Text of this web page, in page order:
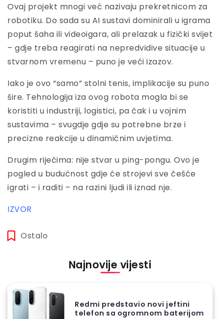
Ovaj projekt mnogi već nazivaju prekretnicom za
robotiku. Do sada su AI sustavi dominirali u igrama
poput šaha ili videoigara, ali prelazak u fizički svijet
– gdje treba reagirati na nepredvidive situacije u
stvarnom vremenu – puno je veći izazov.
Iako je ovo “samo” stolni tenis, implikacije su puno
šire. Tehnologija iza ovog robota mogla bi se
koristiti u industriji, logistici, pa čak i u vojnim
sustavima – svugdje gdje su potrebne brze i
precizne reakcije u dinamičnim uvjetima.
Drugim riječima: nije stvar u ping-pongu. Ovo je
pogled u budućnost gdje će strojevi sve češće
igrati – i raditi – na razini ljudi ili iznad nje.
IZVOR
Ostalo
Najnovije vijesti
Redmi predstavio novi jeftini
telefon sa ogromnom baterijom